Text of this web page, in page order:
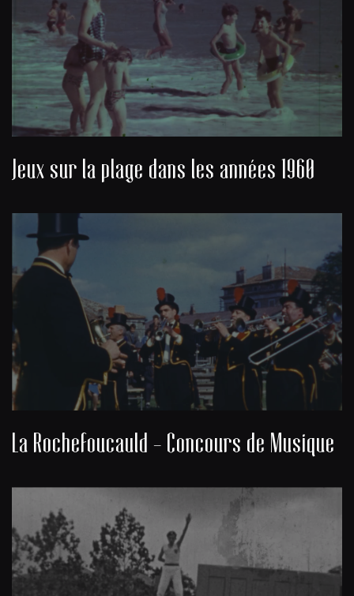
Jeux sur la plage dans les années 1960
La Rochefoucauld - Concours de Musique